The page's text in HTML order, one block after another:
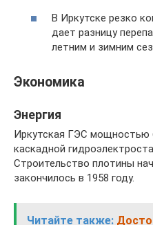
В Иркутске резко
дает разницу
летним и зимним
Экономика
Энергия
Иркутская ГЭС мощностью
каскадной
Строительство плотины
закончилось в 1958 году.
Читайте также: